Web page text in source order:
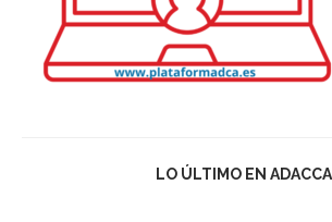
LO ÚLTIMO EN ADACCA